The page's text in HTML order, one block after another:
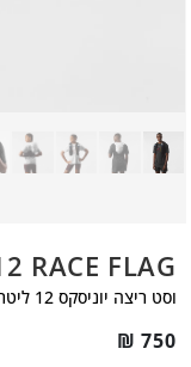
RACE FLAG
וסט ריצה יוניסקס 12 ליטר
₪ 750